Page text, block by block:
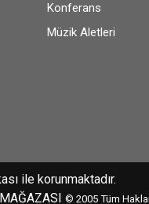
Konferans
Müzik Aletleri
ile korunmaktadır.
© 2005Tüm